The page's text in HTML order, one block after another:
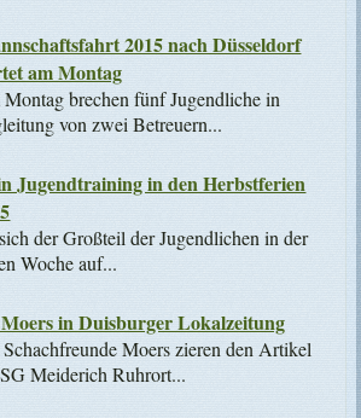
2015 nach Düsseldorf
am Montag
brechen fünf Jugendliche in
von zwei Betreuern...
Jugendtraining in den Herbstferien
der Großteil der Jugendlichen in der
Woche auf...
in Duisburger Lokalzeitung
Moers zieren den Artikel
Meiderich Ruhrort...